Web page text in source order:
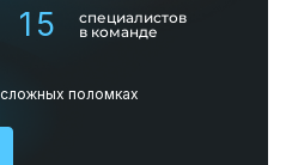
15
специалистов
в команде
поломках